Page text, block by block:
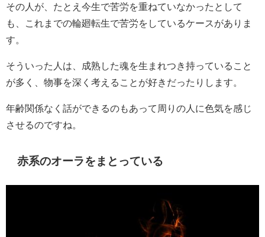
その人が、たとえ今生で苦労を重ねていなかったとして
も、これまでの輪廻転生で苦労をしているケースがありま
す。
そういった人は、成熟した魂を生まれつき持っていること
が多く、物事を深く考えることが好きだったりします。
年齢関係なく話ができるのもあって周りの人に色気を感じ
させるのですね。
赤系のオーラをまとっている